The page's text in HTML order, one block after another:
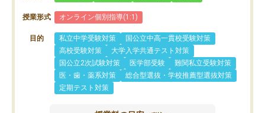
授業形式 オンライン個別指導(1:1)
目的 私立中学受験対策
国公立中高一貫校受験対策
高校受験対策
大学入学共通テスト対策
国公立2次試験対策
医学部受験
難関私立受験対策
医・歯・薬系対策
総合型選抜・学校推薦型選抜対策
定期テスト対策